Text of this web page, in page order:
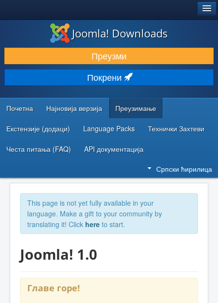
ПРЕУЗИМАЊЕ И ПРОШИРЕЊА (ЕКСТЕНЗИЈЕ)
ОТКРИЈТЕ И НАУЧИТЕ
ЗАЈЕДНИЦА И ПОДРШКА
РЕСУРСИ ЗА РАЗВОЈ
Joomla! Downloads
Преузми
Покрени
Почетна Најновија верзија Преузимање
Екстензије (додаци) Language Packs Технички Захтеви
Честа питања (FAQ) API документација
Српски ћирилица
This page is not yet fully available in your
language. Make a gift to your community by
translating it! Click here to start.
Joomla! 1.0
Главе горе!